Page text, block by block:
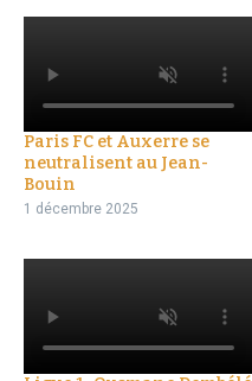
Paris FC et Auxerre se
neutralisent au Jean-
Bouin
1 décembre 2025